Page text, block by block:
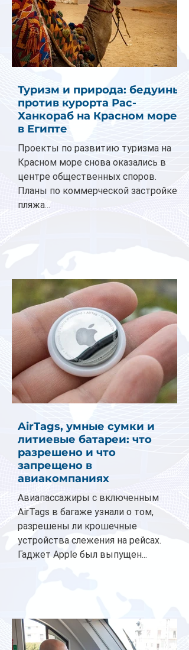
Туризм и природа: бедуины
против курорта Рас-
Ханкораб на Красном море
в Египте
Проекты по развитию туризма на
Красном море снова оказались в
центре общественных споров.
Планы по коммерческой застройке
пляжа...
AirTags, умные сумки и
литиевые батареи: что
разрешено и что
запрещено в
авиакомпаниях
Авиапассажиры с включенным
AirTags в багаже узнали о том,
разрешены ли крошечные
устройства слежения на рейсах.
Гаджет Apple был выпущен...